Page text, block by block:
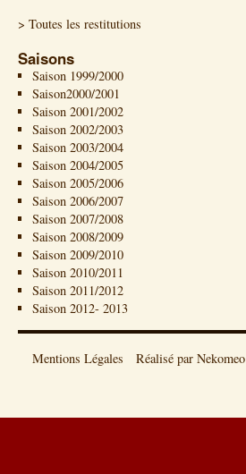
> Toutes les restitutions
Saisons
Saison 1999/2000
Saison2000/2001
Saison 2001/2002
Saison 2002/2003
Saison 2003/2004
Saison 2004/2005
Saison 2005/2006
Saison 2006/2007
Saison 2007/2008
Saison 2008/2009
Saison 2009/2010
Saison 2010/2011
Saison 2011/2012
Saison 2012- 2013
Mentions Légales Réalisé par Nekomeo